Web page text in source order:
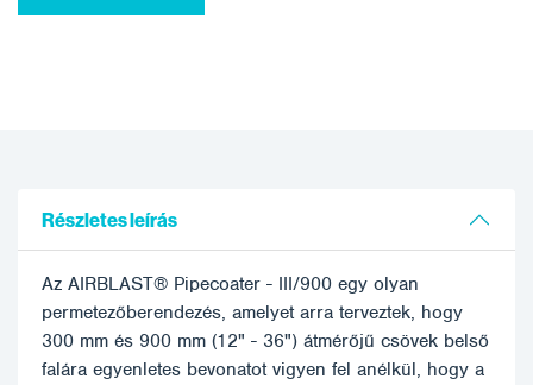
Részletes leírás
Az AIRBLAST® Pipecoater - III/900 egy olyan
permetezőberendezés, amelyet arra terveztek, hogy
300 mm és 900 mm (12" - 36") átmérőjű csövek belső
falára egyenletes bevonatot vigyen fel anélkül, hogy a